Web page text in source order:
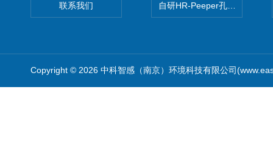
联系我们 自研HR-Peeper孔隙水采样器
Copyright © 2026 中科智感（南京）环境科技有限公司